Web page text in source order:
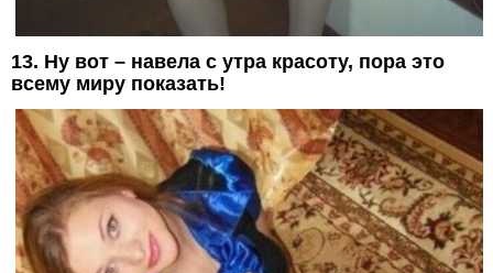
13. Ну вот – навела с утра красоту, пора это
всему миру показать!